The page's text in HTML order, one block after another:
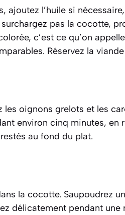
ajoutez l’huile si
pas la cocotte,
c’est ce qu’on
Réservez la
les oignons grelots et les
environ cinq minutes, en
au fond du plat.
la cocotte. Saupoudrez
délicatement pendant